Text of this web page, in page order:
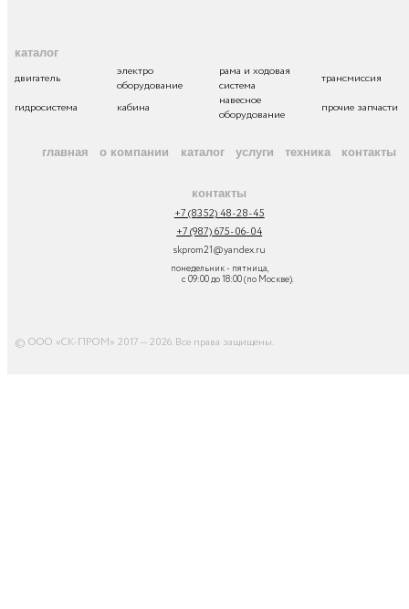
каталог
двигатель
электро
оборудование
рама и ходовая
система
трансмиссия
гидросистема
кабина
навесное
оборудование
прочие запчасти
главная о компании каталог услуги техника контакты
контакты
+7 (8352) 48-28-45
+7 (987) 675-06-04
skprom21@yandex.ru
понедельник - пятница,
с 09:00 до 18:00 (по Москве).
© ООО «СК-ПРОМ» 2017 — 2026. Все права защищены